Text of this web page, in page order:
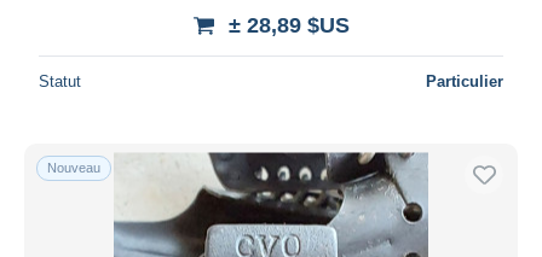
± 28,89 $US
Statut Particulier
Nouveau